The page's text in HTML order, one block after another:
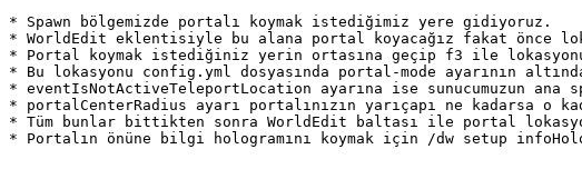
* Spawn bölgemizde portalı koymak istediğimiz yere gidiyoruz.
* WorldEdit eklentisiyle bu alana portal koyacağız fakat önce
* Portal koymak istediğiniz yerin ortasına geçip f3 ile
* Bu lokasyonu config.yml dosyasında portal-mode ayarının
* eventIsNotActiveTeleportLocation ayarına ise sunucumuzun ana
* portalCenterRadius ayarı portalınızın yarıçapı ne kadarsa o
* Tüm bunlar bittikten sonra WorldEdit baltası ile portal